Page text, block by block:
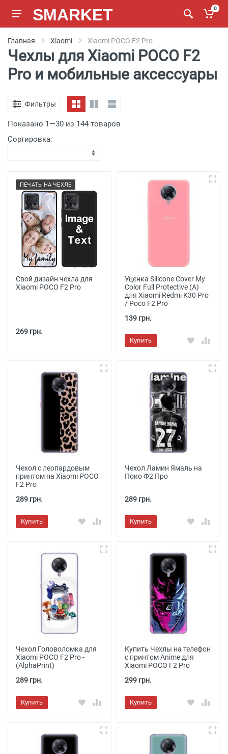
SMARKET 0
Главная Xiaomi Xiaomi POCO F2 Pro
Чехлы для Xiaomi POCO F2
Pro и мобильные аксессуары
Фильтры
Показано 1—30 из 144 товаров
Сортировка:
ПЕЧАТЬ НА ЧЕХЛЕ
Свой дизайн чехла для
Xiaomi POCO F2 Pro
269 грн.
Уценка Silicone Cover My
Color Full Protective (A)
для Xiaomi Redmi K30 Pro
/ Poco F2 Pro
139 грн.
Купить
Чехол с леопардовым
принтом на Xiaomi POCO
F2 Pro
289 грн.
Купить
Чехол Ламин Ямаль на
Поко Ф2 Про
289 грн.
Купить
Чехол Головоломка для
Xiaomi POCO F2 Pro -
(AlphaPrint)
289 грн.
Купить
Купить Чехлы на телефон
с принтом Anime для
Xiaomi POCO F2 Pro
299 грн.
Купить